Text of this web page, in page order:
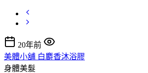
20年前
美體小舖 白麝香沐浴膠
身體美髮